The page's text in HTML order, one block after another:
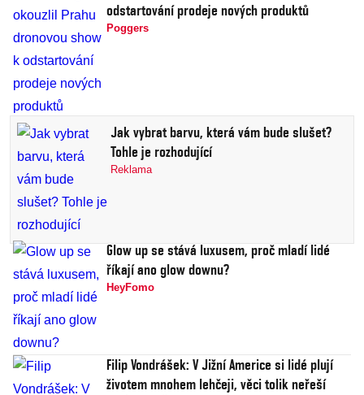
odstartování prodeje nových produktů
Poggers
Jak vybrat barvu, která vám bude slušet?
Tohle je rozhodující
Reklama
Glow up se stává luxusem, proč mladí lidé
říkají ano glow downu?
HeyFomo
Filip Vondrášek: V Jižní Americe si lidé plují
životem mnohem lehčeji, věci tolik neřeší